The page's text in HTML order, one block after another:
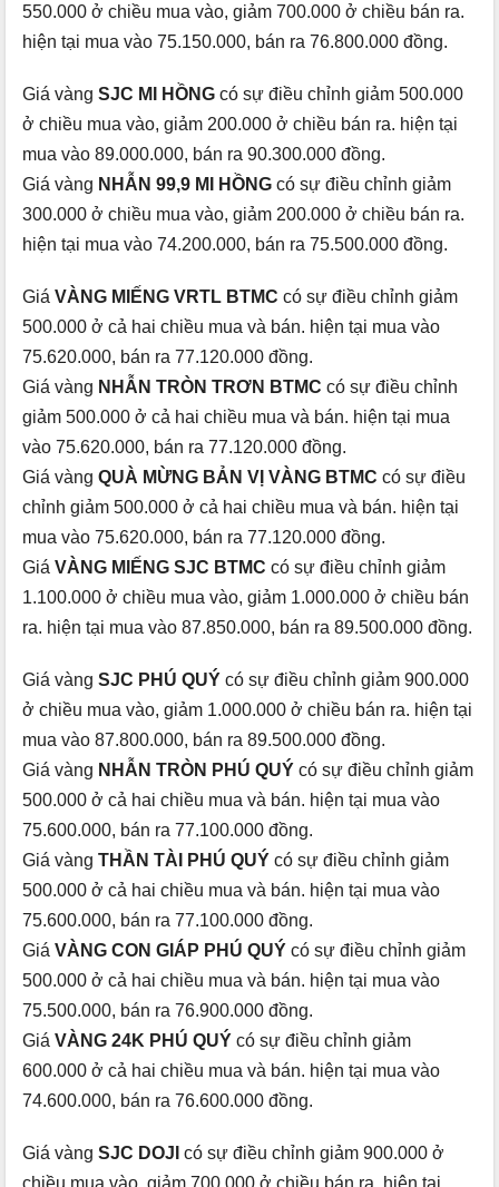
550.000 ở chiều mua vào, giảm 700.000 ở chiều bán ra.
hiện tại mua vào 75.150.000, bán ra 76.800.000 đồng.
Giá vàng SJC MI HỒNG có sự điều chỉnh giảm 500.000
ở chiều mua vào, giảm 200.000 ở chiều bán ra. hiện tại
mua vào 89.000.000, bán ra 90.300.000 đồng.
Giá vàng NHẪN 99,9 MI HỒNG có sự điều chỉnh giảm
300.000 ở chiều mua vào, giảm 200.000 ở chiều bán ra.
hiện tại mua vào 74.200.000, bán ra 75.500.000 đồng.
Giá VÀNG MIẾNG VRTL BTMC có sự điều chỉnh giảm
500.000 ở cả hai chiều mua và bán. hiện tại mua vào
75.620.000, bán ra 77.120.000 đồng.
Giá vàng NHẪN TRÒN TRƠN BTMC có sự điều chỉnh
giảm 500.000 ở cả hai chiều mua và bán. hiện tại mua
vào 75.620.000, bán ra 77.120.000 đồng.
Giá vàng QUÀ MỪNG BẢN VỊ VÀNG BTMC có sự điều
chỉnh giảm 500.000 ở cả hai chiều mua và bán. hiện tại
mua vào 75.620.000, bán ra 77.120.000 đồng.
Giá VÀNG MIẾNG SJC BTMC có sự điều chỉnh giảm
1.100.000 ở chiều mua vào, giảm 1.000.000 ở chiều bán
ra. hiện tại mua vào 87.850.000, bán ra 89.500.000 đồng.
Giá vàng SJC PHÚ QUÝ có sự điều chỉnh giảm 900.000
ở chiều mua vào, giảm 1.000.000 ở chiều bán ra. hiện tại
mua vào 87.800.000, bán ra 89.500.000 đồng.
Giá vàng NHẪN TRÒN PHÚ QUÝ có sự điều chỉnh giảm
500.000 ở cả hai chiều mua và bán. hiện tại mua vào
75.600.000, bán ra 77.100.000 đồng.
Giá vàng THẦN TÀI PHÚ QUÝ có sự điều chỉnh giảm
500.000 ở cả hai chiều mua và bán. hiện tại mua vào
75.600.000, bán ra 77.100.000 đồng.
Giá VÀNG CON GIÁP PHÚ QUÝ có sự điều chỉnh giảm
500.000 ở cả hai chiều mua và bán. hiện tại mua vào
75.500.000, bán ra 76.900.000 đồng.
Giá VÀNG 24K PHÚ QUÝ có sự điều chỉnh giảm
600.000 ở cả hai chiều mua và bán. hiện tại mua vào
74.600.000, bán ra 76.600.000 đồng.
Giá vàng SJC DOJI có sự điều chỉnh giảm 900.000 ở
chiều mua vào, giảm 700.000 ở chiều bán ra. hiện tại